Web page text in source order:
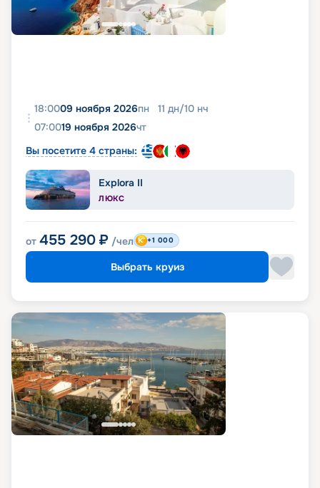
18:0009 ноября 2026пн 11 дн/10 нч
07:0019 ноября 2026чт
Вы посетите 4 страны:
Explora II
ЛЮКС
от 455 290 ₽ /чел +1 000
Выбрать круиз